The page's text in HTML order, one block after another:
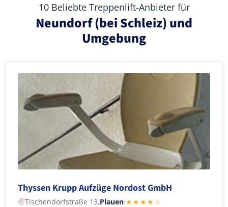
10 Beliebte Treppenlift-Anbieter für
Neundorf (bei Schleiz) und
Umgebung
Thyssen Krupp Aufzüge Nordost GmbH
Tischendorfstraße 13,Plauen·★★★★☆